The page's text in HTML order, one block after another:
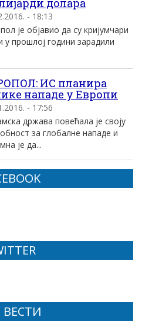
долара
- 18:13
jе обjавио да су криjумчари
у прошлоj години зарадили
ИС планира
нападе у Eвропи
- 17:56
држава повећала jе своjу
за глобалне нападе и
jе да...
ВЕСТИ